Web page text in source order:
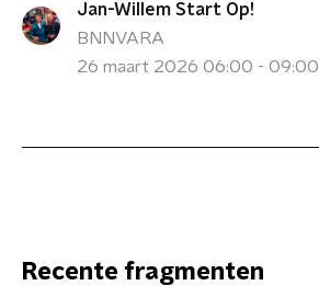
Jan-Willem Start Op!
BNNVARA
26 maart 2026 06:00 - 09:00
Recente fragmenten